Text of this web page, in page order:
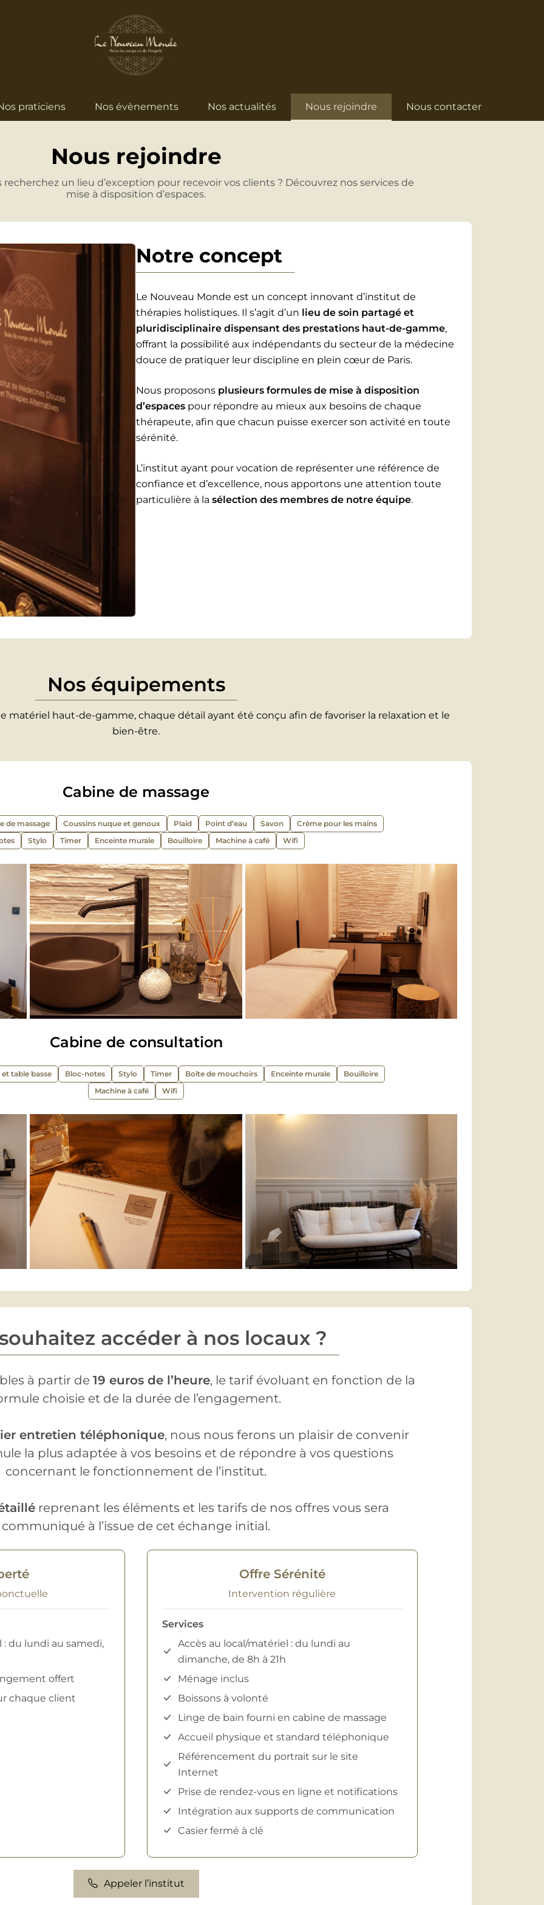
praticiens Nos évènements Nos actualités Nous rejoindre Nous contacter
Nous rejoindre
un lieu d’exception pour recevoir vos clients ? Découvrez nos services de
mise à disposition d’espaces.
Notre concept
Le Nouveau Monde est un concept innovant d’institut de
thérapies holistiques. Il s’agit d’un lieu de soin partagé et
pluridisciplinaire dispensant des prestations haut-de-gamme,
offrant la possibilité aux indépendants du secteur de la médecine
douce de pratiquer leur discipline en plein cœur de Paris.
Nous proposons plusieurs formules de mise à disposition
d’espaces pour répondre au mieux aux besoins de chaque
thérapeute, afin que chacun puisse exercer son activité en toute
sérénité.
L’institut ayant pour vocation de représenter une référence de
confiance et d’excellence, nous apportons une attention toute
particulière à la sélection des membres de notre équipe.
Nos équipements
matériel haut-de-gamme, chaque détail ayant été conçu afin de favoriser la relaxation et le
bien-être.
Cabine de massage
de massage Coussins nuque et genoux Plaid Point d’eau Savon
Crème pour les mains
Stylo Timer Enceinte murale Bouilloire Machine à café Wifi
Cabine de consultation
et table basse Bloc-notes Stylo Timer Boîte de mouchoirs Enceinte murale
Bouilloire
Machine à café
Wifi
accéder à nos locaux ?
à partir de 19 euros de l’heure, le tarif évoluant en fonction de la
choisie et de la durée de l’engagement.
entretien téléphonique, nous nous ferons un plaisir de convenir
la plus adaptée à vos besoins et de répondre à vos questions
concernant le fonctionnement de l’institut.
reprenant les éléments et les tarifs de nos offres vous sera
communiqué à l’issue de cet échange initial.
: du lundi au samedi,
offert
chaque client
Offre Sérénité
Intervention régulière
Services
Accès au local/matériel : du lundi au
dimanche, de 8h à 21h
Ménage inclus
Boissons à volonté
Linge de bain fourni en cabine de massage
Accueil physique et standard téléphonique
Référencement du portrait sur le site
Internet
Prise de rendez-vous en ligne et notifications
Intégration aux supports de communication
Casier fermé à clé
Appeler l’institut